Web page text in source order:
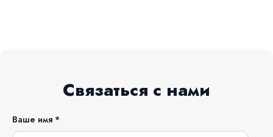
Связаться с нами
Ваше имя *